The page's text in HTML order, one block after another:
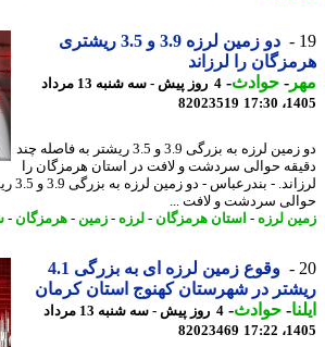
دو زمین لرزه 3.9 و 3.5 ریشتری
را لرزاند
-حوادث -
4 روز پیش - سه شنبه 13 مرداد
82023519
دو زمین لرزه به بزرگی 3.9 و 3.5 ریشتر به فاصله چند
حوالی سردشت و لافت در استان هرمزگان را
لرزاند. - بندرعباس
سردشت و لافت ...
لرزه - استان هرمزگان -لرزه - زمین -هرمزگان -
وقوع زمین لرزه ای به بزرگی 4.1
در شهرستان کهنوج استان کرمان
-حوادث -
4 روز پیش - سه شنبه 13 مرداد
82023469